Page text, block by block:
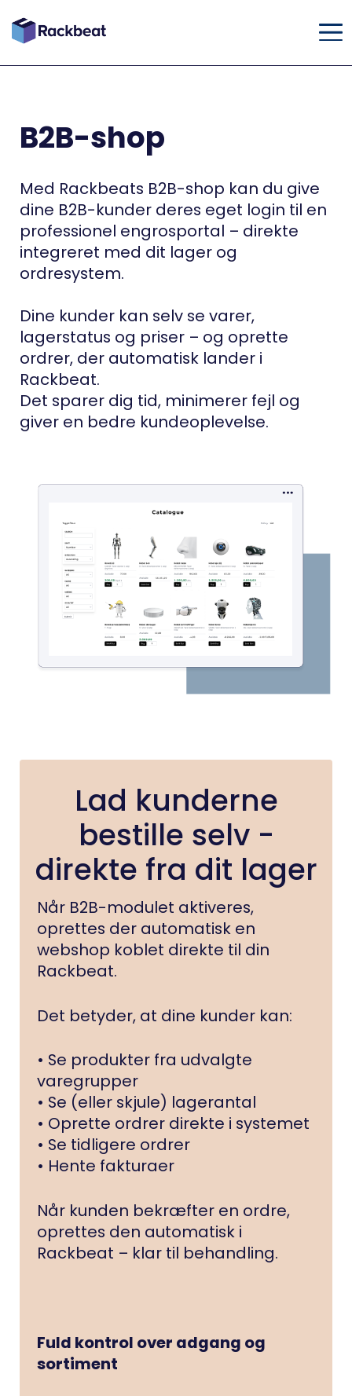
B2B-shop
Med Rackbeats B2B-shop kan du give
dine B2B-kunder deres eget login til en
professionel engrosportal – direkte
integreret med dit lager og
ordresystem.
Dine kunder kan selv se varer,
lagerstatus og priser – og oprette
ordrer, der automatisk lander i
Rackbeat.
Det sparer dig tid, minimerer fejl og
giver en bedre kundeoplevelse.
Lad kunderne
bestille selv -
direkte fra dit lager
Når B2B-modulet aktiveres,
oprettes der automatisk en
webshop koblet direkte til din
Rackbeat.
Det betyder, at dine kunder kan:
• Se produkter fra udvalgte
varegrupper
• Se (eller skjule) lagerantal
• Oprette ordrer direkte i systemet
• Se tidligere ordrer
• Hente fakturaer
Når kunden bekræfter en ordre,
oprettes den automatisk i
Rackbeat – klar til behandling.
Fuld kontrol over adgang og
sortiment